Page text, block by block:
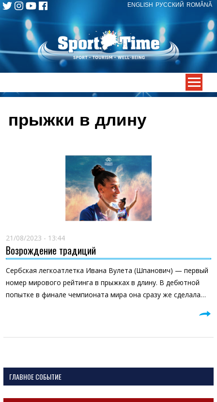
ENGLISH РУССКИЙ ROMÂNĂ
Skip
to
прыжки в длину
21/08/2023 - 13:44
Возрождение традиций
Сербская легкоатлетка Ивана Вулета (Шпанович) — первый
номер мирового рейтинга в прыжках в длину. В дебютной
попытке в финале чемпионата мира она сразу же сделала…
ГЛАВНОЕ СОБЫТИЕ